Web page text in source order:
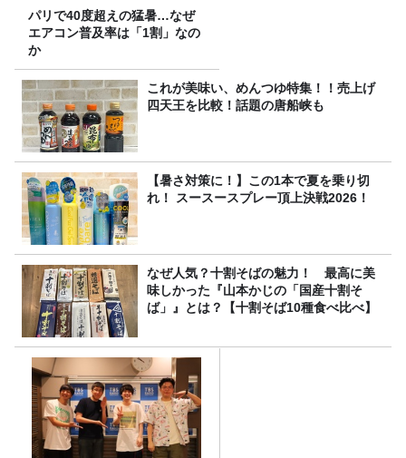
パリで40度超えの猛暑…なぜ
エアコン普及率は「1割」なの
か
これが美味い、めんつゆ特集！！売上げ
四天王を比較！話題の唐船峡も
【暑さ対策に！】この1本で夏を乗り切
れ！ スースースプレー頂上決戦2026！
なぜ人気？十割そばの魅力！ 最高に美
味しかった『山本かじの「国産十割そ
ば」』とは？【十割そば10種食べ比べ】